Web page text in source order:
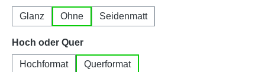
Glanz Ohne Seidenmatt
Hoch oder Querauswählen
Hochformat Querformat